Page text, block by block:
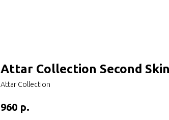
Attar Collection Second Skin
Attar Collection
960 р.